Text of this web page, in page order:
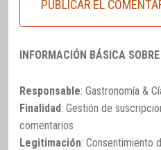
INFORMACIÓN BÁSICA
Responsable: Gastronomía &
Finalidad: Gestión de
comentarios
Legitimación: Consentimiento